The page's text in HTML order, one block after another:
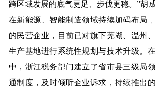
跨区域发展的底气更足、步伐更稳。”胡
在新能源、智能制造领域持续加码布局
的民营企业，目前已对旗下芜湖、温州
生产基地进行系统性规划与技术升级。
中，浙江税务部门建立了省市县三级局
通制度，及时倾听企业诉求，持续推出